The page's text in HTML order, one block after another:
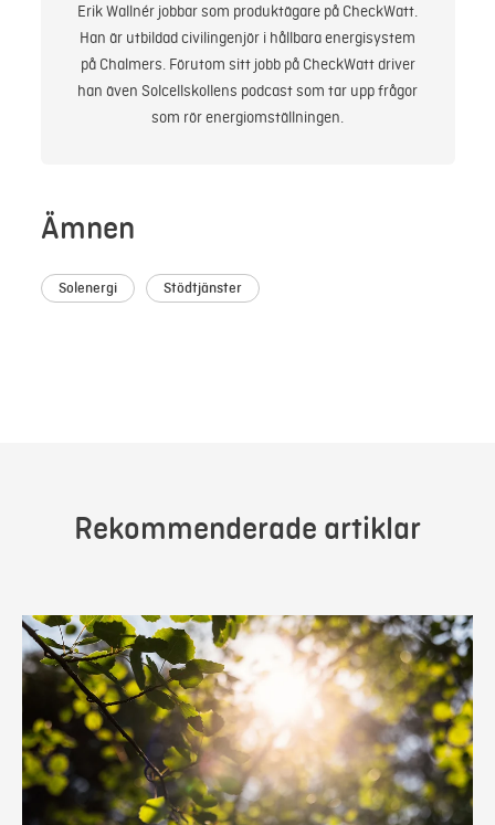
Erik Wallnér jobbar som produktägare på CheckWatt.
Han är utbildad civilingenjör i hållbara energisystem
på Chalmers. Förutom sitt jobb på CheckWatt driver
han även Solcellskollens podcast som tar upp frågor
som rör energiomställningen.
Ämnen
Solenergi Stödtjänster
Rekommenderade artiklar